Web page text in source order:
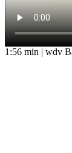
1:56 min | wdv